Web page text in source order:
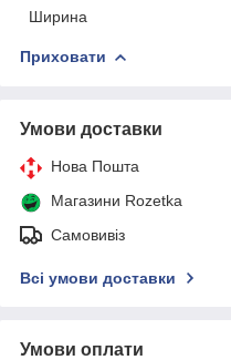
Ширина
Приховати
Умови доставки
Нова Пошта
Магазини Rozetka
Самовивіз
Всі умови доставки
Умови оплати